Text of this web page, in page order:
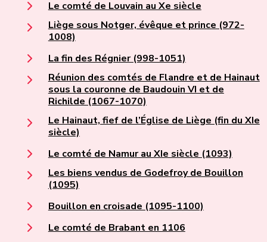
Le comté de Louvain au Xe siècle
Liège sous Notger, évêque et prince (972-
1008)
La fin des Régnier (998-1051)
Réunion des comtés de Flandre et de Hainaut
sous la couronne de Baudouin VI et de
Richilde (1067-1070)
Le Hainaut, fief de l’Église de Liège (fin du XIe
siècle)
Le comté de Namur au XIe siècle (1093)
Les biens vendus de Godefroy de Bouillon
(1095)
Bouillon en croisade (1095-1100)
Le comté de Brabant en 1106